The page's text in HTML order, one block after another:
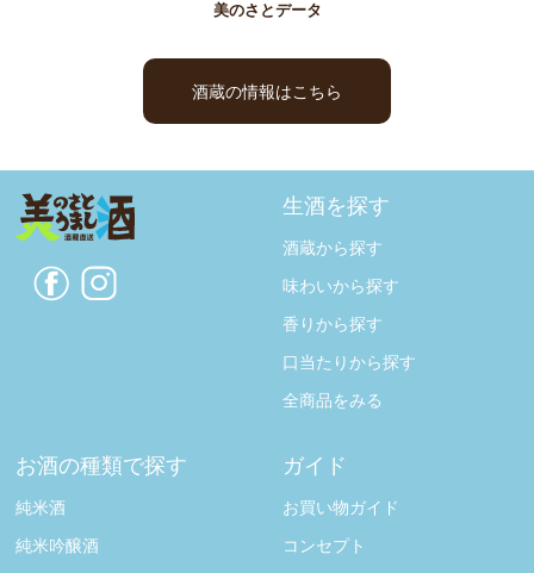
美のさとデータ
酒蔵の情報はこちら
生酒を探す
酒蔵から探す
味わいから探す
香りから探す
口当たりから探す
全商品をみる
お酒の種類で探す
純米酒
純米吟醸酒
ガイド
お買い物ガイド
コンセプト